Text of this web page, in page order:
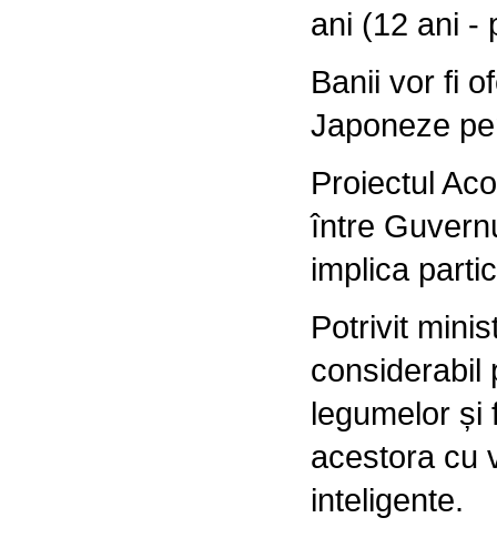
ani (12 ani -
Banii vor fi
Japoneze
Proiectul
între
implica
Potrivit
considerabil
legumelor și
acestora cu
inteligente.